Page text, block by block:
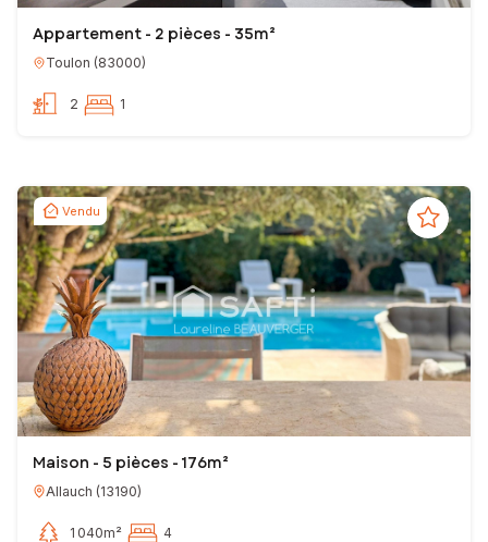
Appartement - 2 pièces - 35m²
Toulon (83000)
2 1
Vendu
Maison - 5 pièces - 176m²
Allauch (13190)
1 040m² 4